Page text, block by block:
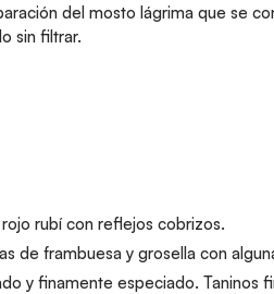
del mosto lágrima que se
sin filtrar.
rubí con reflejos cobrizos.
de frambuesa y grosella con
y finamente especiado. Taninos